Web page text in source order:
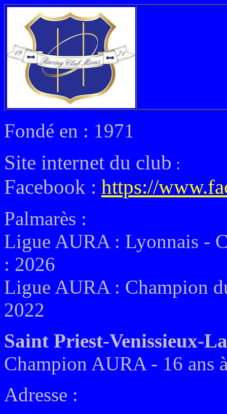
Fondé en : 1971
Site internet du club :
Facebook : https://
Palmarès :
Ligue AURA : Lyonnais -
: 2026
Ligue AURA : Champion
2022
Saint Priest-Venissieux-
Champion AURA - 16 ans
Adresse :